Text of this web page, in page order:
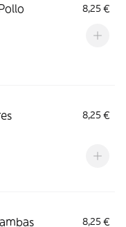
8,25 €
8,25 €
8,25 €